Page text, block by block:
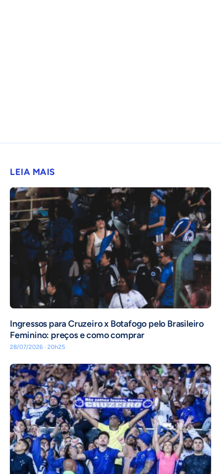
LEIA MAIS
Ingressos para Cruzeiro x Botafogo pelo Brasileiro
Feminino: preços e como comprar
28/07/2026 · 20h25